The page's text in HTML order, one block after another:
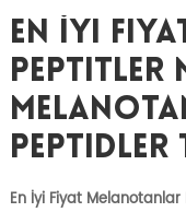
En İyi
Peptitler
Peptidler
En İyi Fiyat